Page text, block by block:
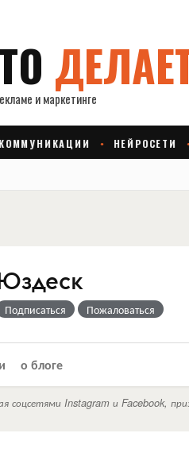
Подписаться Пожаловаться
о блоге
соцсетями Instagram и Facebook,